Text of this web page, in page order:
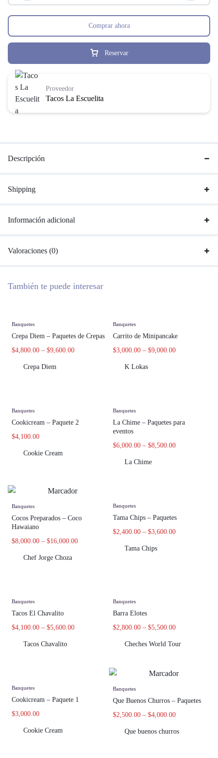
Reservar
Comprar ahora
Tacos La Escuelita
Proveedor
Descripción
Shipping
Información adicional
Valoraciones (0)
También te puede interesar
Banquetes
Crepa Diem – Paquetes de Crepas
$4,800.00 – $9,600.00
Crepa Diem
Banquetes
Carrito de Minipancake
$3,000.00 – $9,000.00
K Lokas
Banquetes
Cookicream – Paquete 2
$4,100.00
Cookie Cream
Banquetes
La Chime – Paquetes para
eventos
$6,000.00 – $8,500.00
La Chime
Banquetes
Cocos Preparados – Coco
Hawaiano
$8,000.00 – $16,000.00
Chef Jorge Choza
Banquetes
Tama Chips – Paquetes
$2,400.00 – $3,600.00
Tama Chips
Banquetes
Tacos El Chavalito
$4,100.00 – $5,600.00
Tacos Chavalito
Banquetes
Barra Elotes
$2,800.00 – $5,500.00
Cheches World Tour
Banquetes
Cookicream – Paquete 1
$3,000.00
Cookie Cream
Banquetes
Que Buenos Churros – Paquetes
$2,500.00 – $4,000.00
Que buenos churros